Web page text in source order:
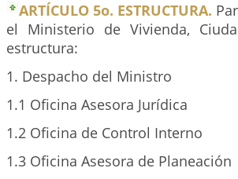
ARTÍCULO 5o. ESTRUCTURA.
el Ministerio de Vivienda,
estructura:
1. Despacho del Ministro
1.1 Oficina Asesora Jurídica
1.2 Oficina de Control Interno
1.3 Oficina Asesora de Planeación